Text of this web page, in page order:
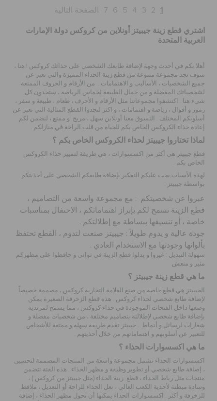
1
2
3
4
5
6
7 الصفحة التالية
اشتري قطع زينة جيبيتز أونلاين من كروكس دولة الإمارات
العربية المتحدة
أهلا بكم في أحدث وجهة لإضافة طابعك الشخصي على حذائك كروكس ! هنا ،
سوف تجد مجموعة متنوعة من قطع زينة الحذاء المميزة والتي تعبر عن
جميع الشخصيات ، الأساليب و الاهتمامات . من الأرقام و الحروف الممتعة
لشخصياتك المفضلة و من جمال الطبيعة لحماس الرياضة ، ستجدون كل
شيء هنا . اكتشفوا مجموعاتنا مثل
الأرقام و الأحرف ، طعام ، طبيعة و سفر ،
رموز و أقوال ، رياضة و اهتمامات ، و اكثر لتجدوا القطع المثالية التي تعبر عن
أسلوبكم المختلف . التسوق معنا أونلاين سهل ، مريح و ممتع ، لنضمن لكم
إعادة حذاء الكروكس الخاص بكم للحياة من قلب الراحة في منازلكم .
لماذا تختاروا جيبيتز لحذاء الكروكس الخاص بكم ؟
قطع جيبيتز هي أكثر من اكسسوارات ، هي طريقة لتمييز حذاء الكروكس
الخاص بكم .
لهذه الأسباب يجب عليكم التفكير
بإضافة طابعكم الشخصي على أحذيتكم
بواسطة جيبيتز :
عبروا عن شخصيتكم : مع مجموعة واسعة من التصاميم ،
قطع الزينة تسمح لكم بإبراز اهتماماتكم ، الاحتفال بمناسبات
خاصة ، أو تنسيقها ببساطة مع إطلالتكم .
جودة عالية و يدوم طويلاً : جيبيتز صنعت لتدوم ، القطع تحتفظ
بألوانها وجودتها مع الاستخدام العادي .
سهولة التبديل : غيروا و بدلوا قطع الزينة في ثواني و حافظوا على مظهركم
مثير و منعش
ما هي قطع زينة جيبيتز ؟
الجيبيتز هي قطع خاصة من صنع العلامة التجارية كروكس ، مصممة خصيصاً
لإضافة طابع شخصي لحذاء كروكس . هذه قطع الزخرفة الصغيرة يمكن
وضعها داخل الفتحات الموجودة في حذاء كروكس ، مما يسمح لمرتديه
بإضافة طابع شخصي لإطلالته بتصاميم مختلفة ، من شخصيات مفضلة و
شعارات لرسائل و أنماط . جيبيتز تقدم طريقة سهلة و ممتعة للأشخاص
للتعبير عن أسلوبهم و اهتماماتهم من خلال أحذيتهم .
ما هي اكسسوارات الحذاء ؟
اكسسوارات الحذاء تشمل مجموعة واسعة من المنتجات المصممة لتحسين
، إضافة طابع شخصي أو تطوير وظيفة و مظهر الحذاء . هذه الفئة تتضمن
منتجات مثل رباط الحذاء ، قطع زينة الحذاء (مثل جيبيتز من كروكس ) ،
وسادة مبطنة لأحذية الكعب العالي ، نعل الحذاء للراحة أو التعديل ، ملاقط
للزخرفة و أكثر . اكسسوارات الحذاء يمكنها أن تحول مظهر الحذاء ، إضافة